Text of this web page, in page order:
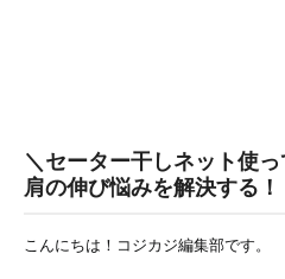
＼セーター干しネット使
肩の伸び悩みを解決する！
こんにちは！コジカジ編集部です。